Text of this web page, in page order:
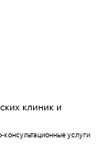
клиник и
услуги